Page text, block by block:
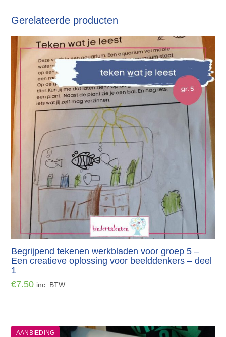
Gerelateerde producten
Begrijpend tekenen werkbladen voor groep 5 –
Een creatieve oplossing voor beelddenkers – deel
1
€7.50 inc. BTW
AANBIEDING